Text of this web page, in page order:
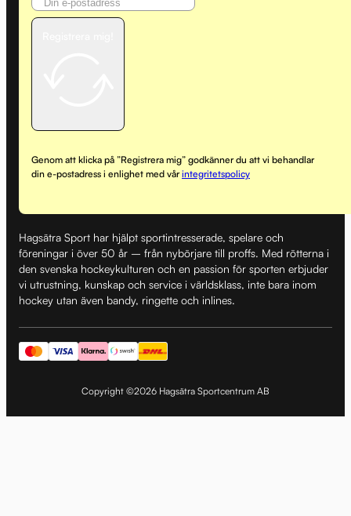
Genom att klicka på ”Registrera mig” godkänner du att vi behandlar
din e-postadress i enlighet med vårintegritetspolicy
Hagsätra Sport har hjälpt sportintresserade, spelare och
föreningar i över 50 år – från nybörjare till proffs. Med rötterna i
den svenska hockeykulturen och en passion för sporten erbjuder
vi utrustning, kunskap och service i världsklass, inte bara inom
hockey utan även bandy, ringette och inlines.
Copyright ©2026 Hagsätra Sportcentrum AB